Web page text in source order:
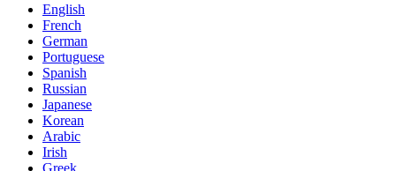
English
French
German
Portuguese
Spanish
Russian
Japanese
Korean
Arabic
Irish
Greek